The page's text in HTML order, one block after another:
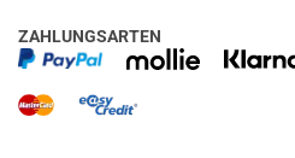
ZAHLUNGSARTEN